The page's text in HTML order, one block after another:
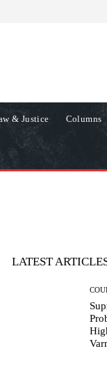
& Justice Columns
LATEST